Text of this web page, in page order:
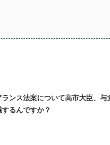
ンス法案について高市大臣、与
るんですか？